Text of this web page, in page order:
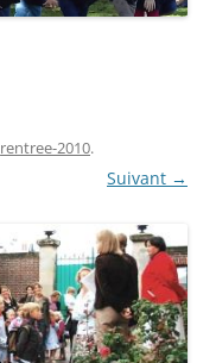
rentree-2010.
Suivant →